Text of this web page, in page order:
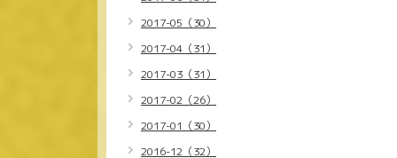
2017-05（30）
2017-04（31）
2017-03（31）
2017-02（26）
2017-01（30）
2016-12（32）